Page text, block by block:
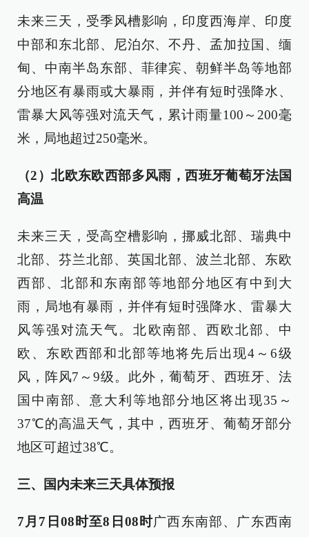
未来三天，受季风槽影响，印度西海岸、印度
中部和东北部、尼泊尔、不丹、孟加拉国、缅
甸、中南半岛东部、菲律宾、朝鲜半岛等地部
分地区有暴雨或大暴雨，并伴有短时强降水、
雷暴大风等强对流天气，累计雨量100～200毫
米，局地超过250毫米。
（2）北欧东欧西部多风雨，西班牙葡萄牙法国
高温
未来三天，受高空槽影响，挪威北部、瑞典中
北部、芬兰北部、英国北部、波兰北部、东欧
西部、北部和东南部等地部分地区有中到大
雨，局地有暴雨，并伴有短时强降水、雷暴大
风等强对流天气。北欧南部、西欧北部、中
欧、东欧西部和北部等地将先后出现4～6级
风，阵风7～9级。此外，葡萄牙、西班牙、法
国中南部、意大利等地部分地区将出现35～
37℃的高温天气，其中，西班牙、葡萄牙部分
地区可超过38℃。
三、国内未来三天具体预报
7月7日08时至8日08时广西东南部、广东西南